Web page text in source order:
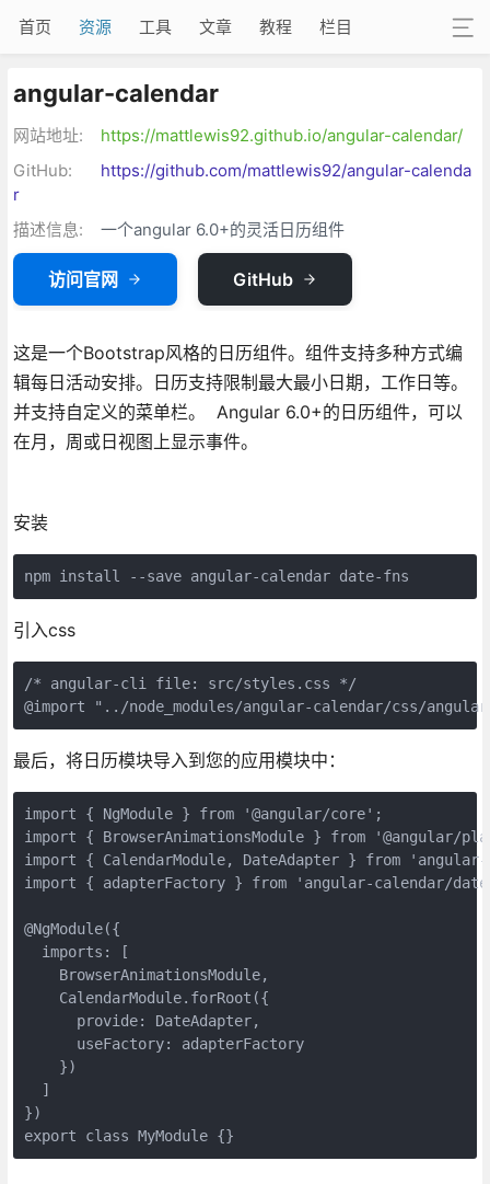
首页 资源 工具 文章 教程 栏目
angular-calendar
网站地址:
https://mattlewis92.github.io/angular-calendar/
GitHub:
https://github.com/mattlewis92/angular-calenda
r
描述信息:
一个angular 6.0+的灵活日历组件
访问官网 GitHub
这是一个Bootstrap风格的日历组件。组件支持多种方式编
辑每日活动安排。日历支持限制最大最小日期，工作日等。
并支持自定义的菜单栏。 Angular 6.0+的日历组件，可以
在月，周或日视图上显示事件。
安装
npm install --save angular-calendar date-fns
引入css
/* angular-cli file: src/styles.css */
@import "../node_modules/angular-calendar/css/
最后，将日历模块导入到您的应用模块中：
import { NgModule } from '@angular/core';
import { BrowserAnimationsModule } from '@angular/
import { CalendarModule, DateAdapter } from
import { adapterFactory } from 'angular-calendar/
@NgModule({
  imports: [
    BrowserAnimationsModule,
    CalendarModule.forRoot({
      provide: DateAdapter,
      useFactory: adapterFactory
    })
  ]
})
export class MyModule {}